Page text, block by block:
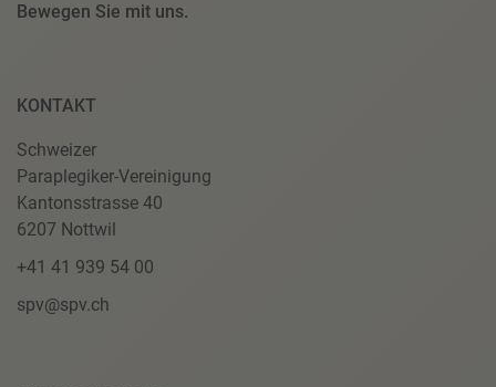
Bewegen Sie mit uns.
KONTAKT
Schweizer
Paraplegiker-Vereinigung
Kantonsstrasse 40
6207 Nottwil
+41 41 939 54 00
spv@spv.ch